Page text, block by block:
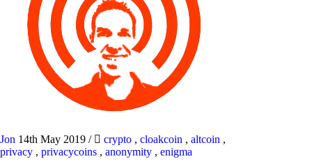
Jon 14th May 2019 / crypto , cloakcoin , altcoin ,
privacy , privacycoins , anonymity , enigma